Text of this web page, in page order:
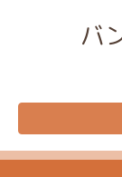
バ